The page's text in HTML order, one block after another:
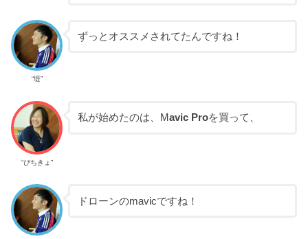
“堤”
ずっとオススメされてたんですね！
“ぴちきょ”
私が始めたのは、Mavic Proを買って、
ドローンのmavicですね！